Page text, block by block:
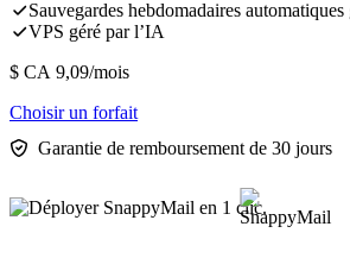
Sauvegardes hebdomadaires automatiques
VPS géré par l’IA
$ CA 9,09/mois
Choisir un forfait
Garantie de remboursement de 30 jours